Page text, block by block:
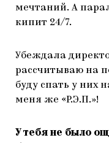
мечтаний. А
кипит 24/7.
Убеждала
рассчитываю на
буду спать у них
меня же «Р.Э.П.»!
У тебя не было